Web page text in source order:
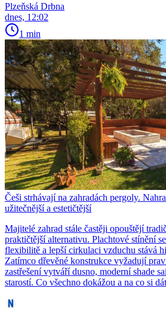
Plzeňská Drbna
dnes, 12:02
1 min
Češi strhávají na zahradách pergoly.
užitečnější a estetičtější
Majitelé zahrad stále častěji opouštějí
praktičtější alternativu. Plachtové stínění
flexibilitě a lepší cirkulaci vzduchu stává
Zatímco dřevěné konstrukce vyžadují
zastřešení vytváří dusno, moderní shade
starostí. Co všechno dokážou a na co si